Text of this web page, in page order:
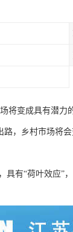
将变成具有潜
，乡村市场将
有“荷叶效应”